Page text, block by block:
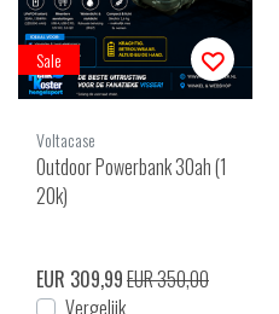
Sale
Voltacase
Outdoor Powerbank 30ah (1
20k)
EUR 309,99EUR 350,00
Vergelijk